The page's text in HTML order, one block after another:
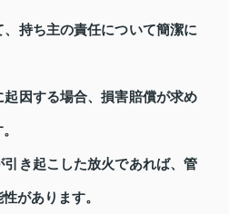
持ち主の責任について簡潔に
因する場合、損害賠償が求め
き起こした放火であれば、管
があります。